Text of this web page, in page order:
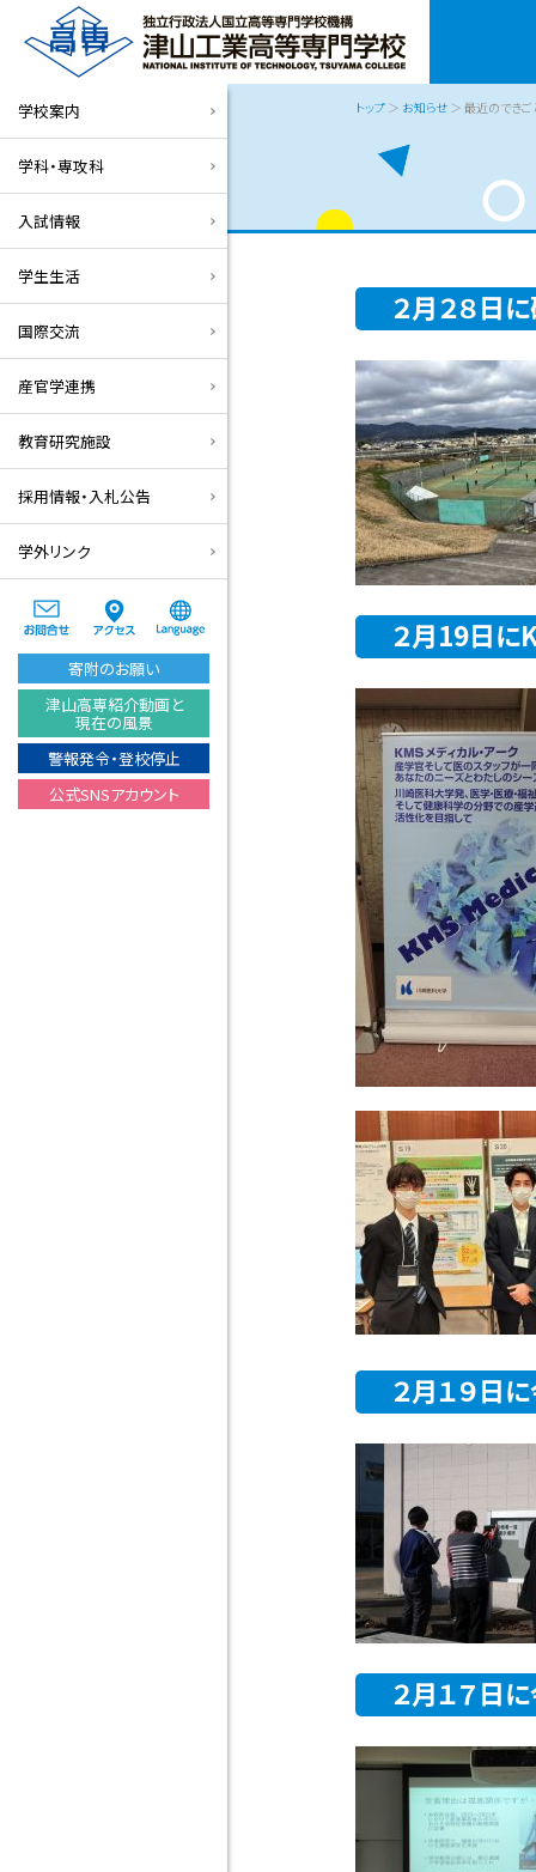
学校案内
学科・専攻科
入試情報
学生生活
国際交流
産官学連携
教育研究施設
採用情報・入札公告
学外リンク
寄附のお願い
津山高専紹介動画と
現在の風景
警報発令・登校停止
公式SNSアカウント
トップ ＞ お知らせ ＞ 最近のできご
２月２８日
２月19日に
２月１９日
２月１７日